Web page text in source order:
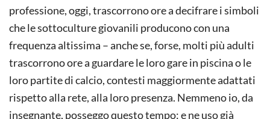
professione, oggi, trascorrono ore a decifrare i simboli
che le sottoculture giovanili producono con una
frequenza altissima – anche se, forse, molti più adulti
trascorrono ore a guardare le loro gare in piscina o le
loro partite di calcio, contesti maggiormente adattati
rispetto alla rete, alla loro presenza. Nemmeno io, da
insegnante, posseggo questo tempo: e ne uso già